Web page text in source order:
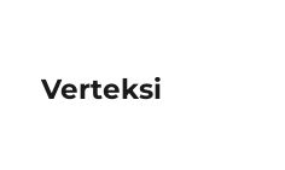
Verteksi